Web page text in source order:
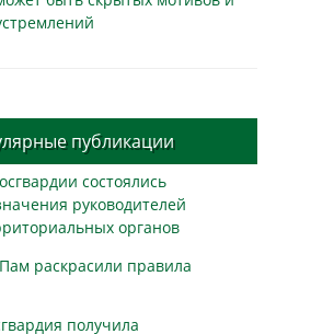
публикации
состоялись
руководителей
органов
раскрасили правила
получила